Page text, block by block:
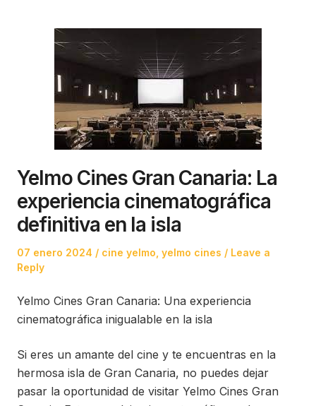
Yelmo Cines Gran Canaria: La
experiencia cinematográfica
definitiva en la isla
Posted
on
07 enero 2024
Posted
cine yelmo yelmo cines
Leave a
Reply
Yelmo Cines Gran Canaria: Una experiencia
cinematográfica inigualable en la isla
Si eres un amante del cine y te encuentras en la
hermosa isla de Gran Canaria, no puedes dejar
pasar la oportunidad de visitar Yelmo Cines Gran